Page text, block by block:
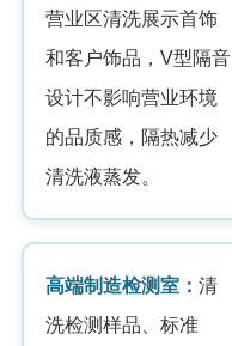
营业区清洗展示首饰
和客户饰品，V型隔音
设计不影响营业环境
的品质感，隔热减少
清洗液蒸发。
高端制造检测室： 清
洗检测样品、标准